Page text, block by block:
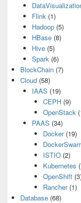
Flink(1)
Hadoop(5)
HBase(8)
Hive(5)
Spark(6)
BlockChain (7)
Cloud (58)
IAAS (19)
CEPH (9)
OpenStack
PAAS (34)
Docker(19)
ISTIO (2)
Kubernetes
OpenShift
Rancher(1)
Database (68)